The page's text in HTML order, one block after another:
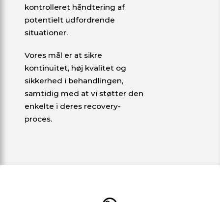
kontrolleret håndtering af
potentielt udfordrende
situationer.
Vores mål er at sikre
kontinuitet, høj kvalitet og
sikkerhed i behandlingen,
samtidig med at vi støtter den
enkelte i deres recovery-
proces.